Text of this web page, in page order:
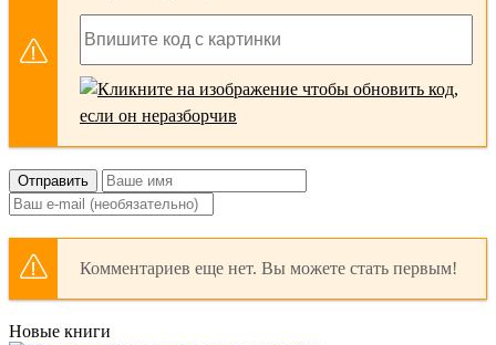
Отправить
Комментариев еще нет. Вы можете стать первым!
Новые книги